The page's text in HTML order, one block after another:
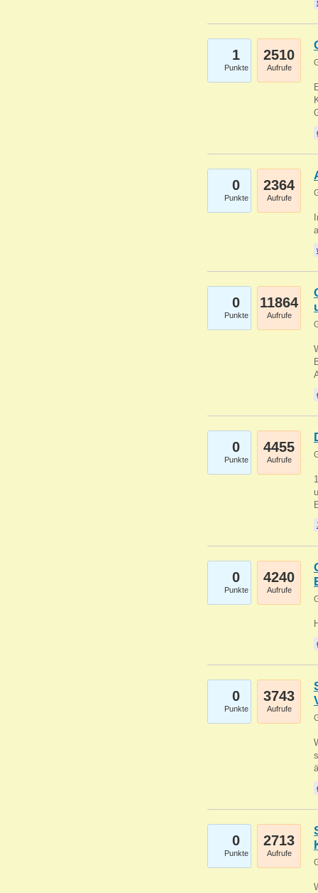
1
Punkte
2510
Aufrufe
0
Punkte
2364
Aufrufe
0
Punkte
11864
Aufrufe
0
Punkte
4455
Aufrufe
0
Punkte
4240
Aufrufe
0
Punkte
3743
Aufrufe
0
Punkte
2713
Aufrufe